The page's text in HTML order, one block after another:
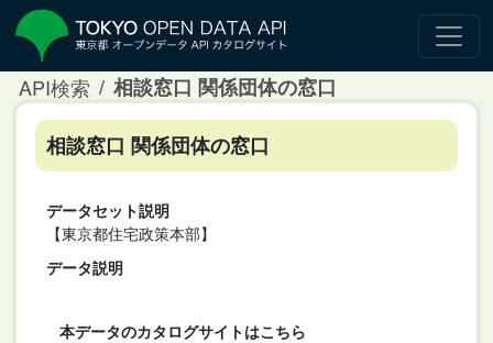
API検索 相談窓口 関係団体の窓口
相談窓口 関係団体の窓口
データセット説明
【東京都住宅政策本部】
データ説明
本データのカタログサイトはこちら